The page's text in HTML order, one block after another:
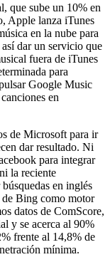
que sube un 10% en
Apple lanza iTunes
en la nube para
dar un servicio que
fuera de iTunes
para
Google Music
en
de Microsoft para ir
dar resultado. Ni
para integrar
la reciente
en inglés
de Bing como motor
datos de ComScore,
y se acerca al 90%
frente al 14,8% de
mínima.